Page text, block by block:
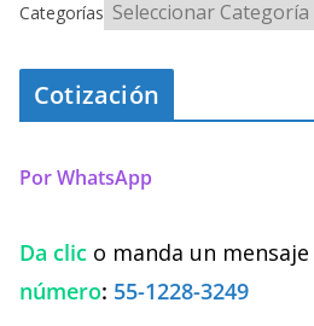
Categorías
Cotización
Por WhatsApp
Da clic o manda un mensaje
número: 55-1228-3249